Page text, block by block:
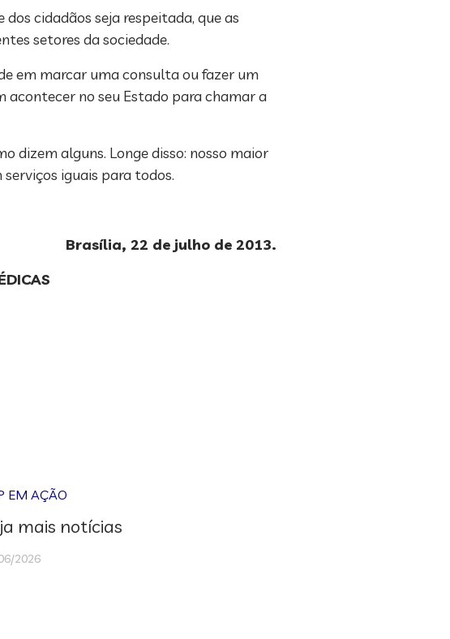
cidadãos seja respeitada, que as
setores da sociedade.
em marcar uma consulta ou fazer um
acontecer no seu Estado para chamar a
dizem alguns. Longe disso: nosso maior
iguais para todos.
Brasília, 22 de julho de 2013.
EM AÇÃO
mais notícias
2026